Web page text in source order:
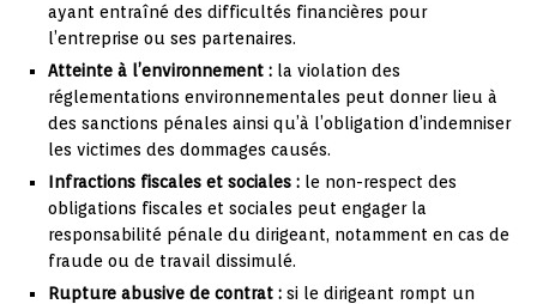
ayant entraîné des difficultés financières pour
l’entreprise ou ses partenaires.
Atteinte à l’environnement : la violation des
réglementations environnementales peut donner lieu à
des sanctions pénales ainsi qu’à l’obligation d’indemniser
les victimes des dommages causés.
Infractions fiscales et sociales : le non-respect des
obligations fiscales et sociales peut engager la
responsabilité pénale du dirigeant, notamment en cas de
fraude ou de travail dissimulé.
Rupture abusive de contrat : si le dirigeant rompt un